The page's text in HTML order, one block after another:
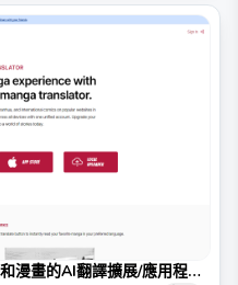
漫畫的AI翻譯擴展/應用程